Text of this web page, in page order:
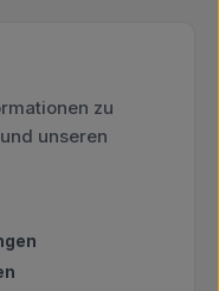
zu
unseren